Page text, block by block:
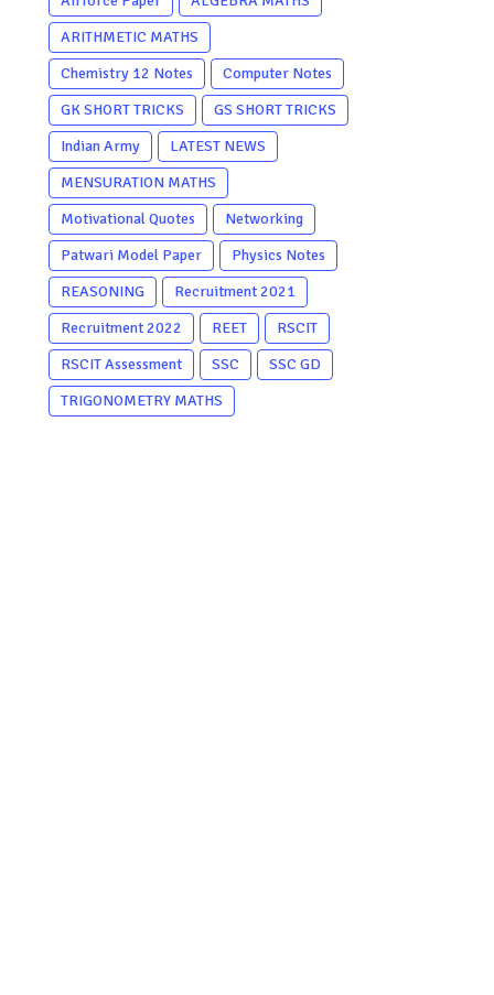
ARITHMETIC MATHS
Chemistry 12 Notes
Computer Notes
GK SHORT TRICKS
GS SHORT TRICKS
Indian Army
LATEST NEWS
MENSURATION MATHS
Motivational Quotes
Networking
Patwari Model Paper
Physics Notes
REASONING
Recruitment 2021
Recruitment 2022
REET
RSCIT
RSCIT Assessment
SSC
SSC GD
TRIGONOMETRY MATHS